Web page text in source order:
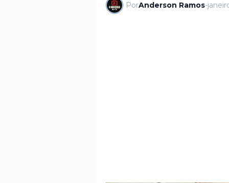
PorAnderson Ramos-